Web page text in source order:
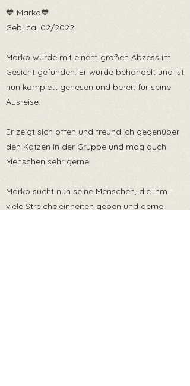
💙 Marko💙
Geb. ca. 02/2022
Marko wurde mit einem großen Abzess im
Gesicht gefunden. Er wurde behandelt und ist
nun komplett genesen und bereit für seine
Ausreise.
Er zeigt sich offen und freundlich gegenüber
den Katzen in der Gruppe und mag auch
Menschen sehr gerne.
Marko sucht nun seine Menschen, die ihm
viele Streicheleinheiten geben und gerne